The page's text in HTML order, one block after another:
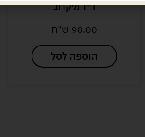
ד"ר מיקרוב
98.00 ש"ח
הוספה לסל